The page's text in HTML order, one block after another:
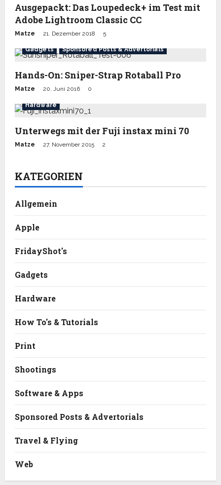
Ausgepackt: Das Loupedeck+ im Test mit
Adobe Lightroom Classic CC
Matze 21. Dezember 2018 5
Gadgets Sponsored Posts & Advertorials
Hands-On: Sniper-Strap Rotaball Pro
Matze 20. Juni 2016 0
Hardware
Unterwegs mit der Fuji instax mini 70
Matze 27. November 2015 2
KATEGORIEN
Allgemein
Apple
FridayShot's
Gadgets
Hardware
How To's & Tutorials
Print
Shootings
Software & Apps
Sponsored Posts & Advertorials
Travel & Flying
Web